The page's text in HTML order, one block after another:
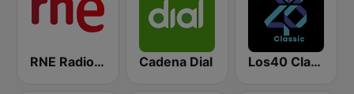
RNE Radio Nacional Cadena Dial Los40 Classic